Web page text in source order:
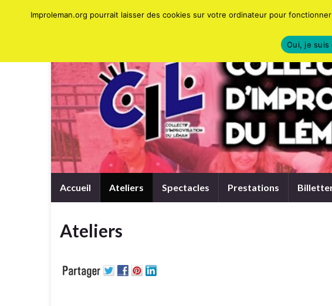
Accueil Ateliers Spectacles Prestations
Ateliers
Improleman.org pourrait laisser des cookies sur votre ordinateur pour
Oui, je suis